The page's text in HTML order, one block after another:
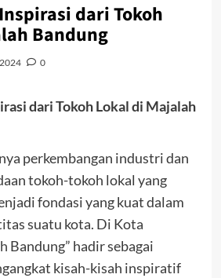
dari Tokoh
Bandung
0
dari Tokoh Lokal di Majalah
perkembangan industri dan
tokoh-tokoh lokal yang
fondasi yang kuat dalam
suatu kota. Di Kota
Bandung” hadir sebagai
kisah-kisah inspiratif